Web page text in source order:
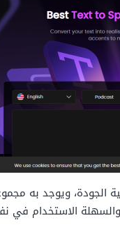
الجودة، ويوجد به
الاستخدام في